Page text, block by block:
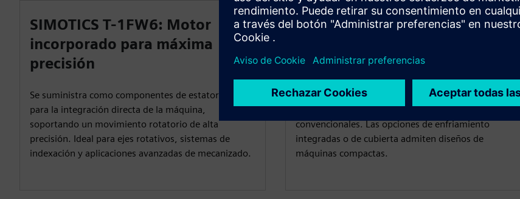
SIMOTICS T-1FW6: Motor
incorporado para máxima
precisión
Se suministra como componentes de estator y rotor
para la integración directa de la máquina,
soportando un movimiento rotatorio de alta
precisión. Ideal para ejes rotativos, sistemas de
indexación y aplicaciones avanzadas de mecanizado.
SIMOTICS T-1FW6:
que ahorra espacio
Funciona sin acoplamientos ni cajas de cambios, lo
que requiere mucho menos espacio que las unidades
convencionales. Las opciones de enfriamiento
integradas o de cubierta admiten diseños de
máquinas compactas.